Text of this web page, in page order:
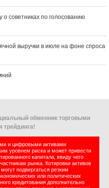
советниках по голосованию
выручки в июле на фоне спроса
обменник торговыми
трейдинга!
и цифровыми активами
уровнем риска и может привести
капитала, ввиду чего
рынка. Котировки активов
подвергаться резким
или политических
кредитования дополнительно